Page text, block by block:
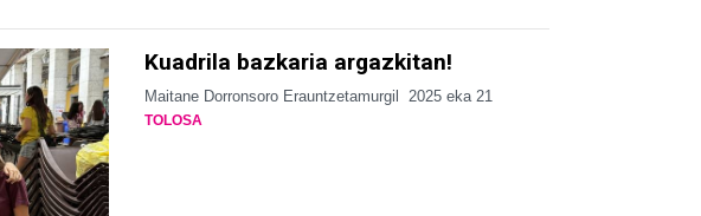
Kuadrila bazkaria argazkitan!
Maitane Dorronsoro Erauntzetamurgil 2025 eka 21
TOLOSA